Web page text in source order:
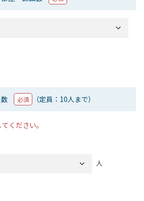
必須 （定員：10人まで）
ください。
人